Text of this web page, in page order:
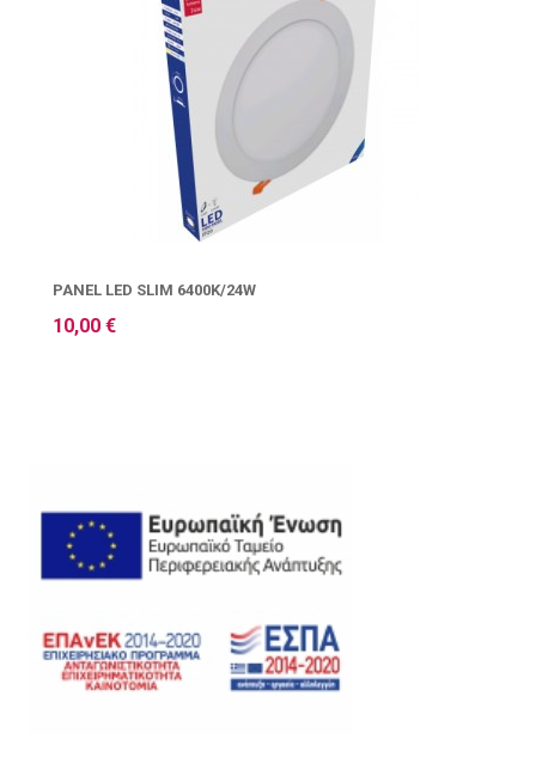
PANEL LED SLIM 6400K/24W
10,00 €